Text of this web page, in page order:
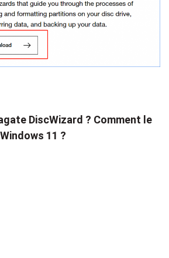
DiscWizard ? Comment le
11 ?